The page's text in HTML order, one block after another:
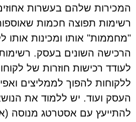
המכירות שלהם בעשרות
רשימות תפוצה חכמות
"מחממות" אותו ומכינות אותו
הרכישה השונים בעסק. רשימות
לעודד רכישות חוזרות של
ללקוחות להפוך לממליצים
העסק ועוד. יש ללמוד את
להתייעץ עם אסטרטג מנוסה